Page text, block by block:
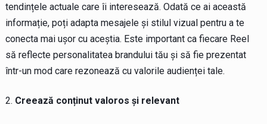
tendințele actuale care îi interesează. Odată ce ai această
informație, poți adapta mesajele și stilul vizual pentru a te
conecta mai ușor cu aceștia. Este important ca fiecare Reel
să reflecte personalitatea brandului tău și să fie prezentat
într-un mod care rezonează cu valorile audienței tale.
Creează conținut valoros și relevant